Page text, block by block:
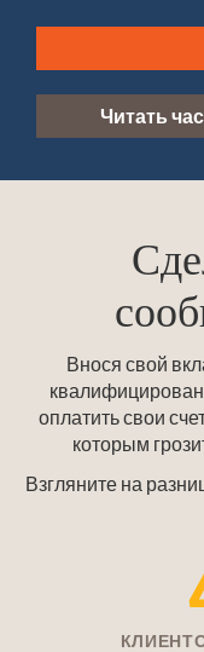
Читать
Внося свой
оплатить свои
которым
Взгляните на